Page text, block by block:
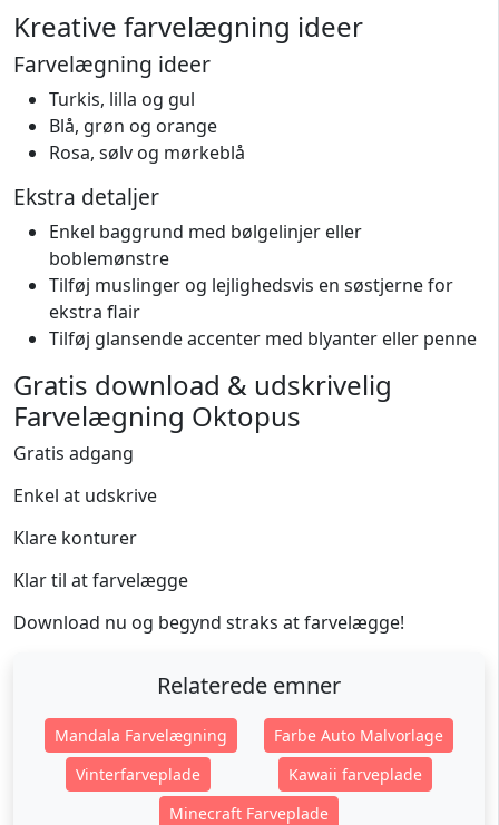
Kreative farvelægning ideer
Farvelægning ideer
Turkis, lilla og gul
Blå, grøn og orange
Rosa, sølv og mørkeblå
Ekstra detaljer
Enkel baggrund med bølgelinjer eller
boblemønstre
Tilføj muslinger og lejlighedsvis en søstjerne for
ekstra flair
Tilføj glansende accenter med blyanter eller penne
Gratis download & udskrivelig
Farvelægning Oktopus
Gratis adgang
Enkel at udskrive
Klare konturer
Klar til at farvelægge
Download nu og begynd straks at farvelægge!
Relaterede emner
Mandala Farvelægning
Farbe Auto Malvorlage
Vinterfarveplade
Kawaii farveplade
Minecraft Farveplade